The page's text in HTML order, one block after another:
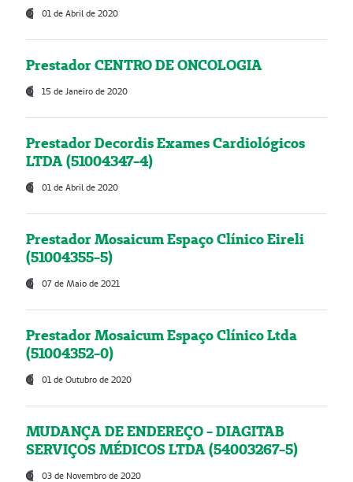
01 de Abril de 2020
Prestador CENTRO DE ONCOLOGIA
15 de Janeiro de 2020
Prestador Decordis Exames Cardiológicos
LTDA (51004347-4)
01 de Abril de 2020
Prestador Mosaicum Espaço Clínico Eireli
(51004355-5)
07 de Maio de 2021
Prestador Mosaicum Espaço Clínico Ltda
(51004352-0)
01 de Outubro de 2020
MUDANÇA DE ENDEREÇO - DIAGITAB
SERVIÇOS MÉDICOS LTDA (54003267-5)
03 de Novembro de 2020